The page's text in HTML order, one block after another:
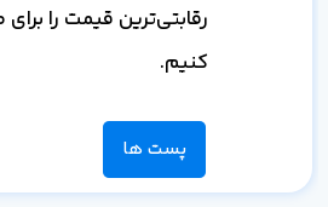
رقابتی‌ترین قیمت را
کنیم.
پست ها